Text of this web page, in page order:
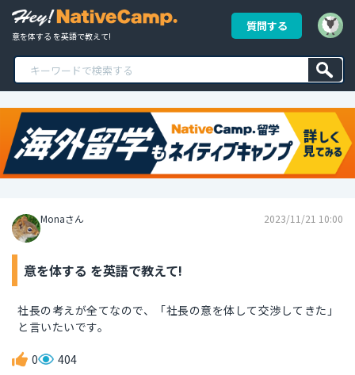
意を体する を英語で教えて!
質問する
Monaさん 2023/11/21 10:00
意を体する を英語で教えて!
社長の考えが全てなので、「社長の意を体して交渉してきた」
と言いたいです。
0 404